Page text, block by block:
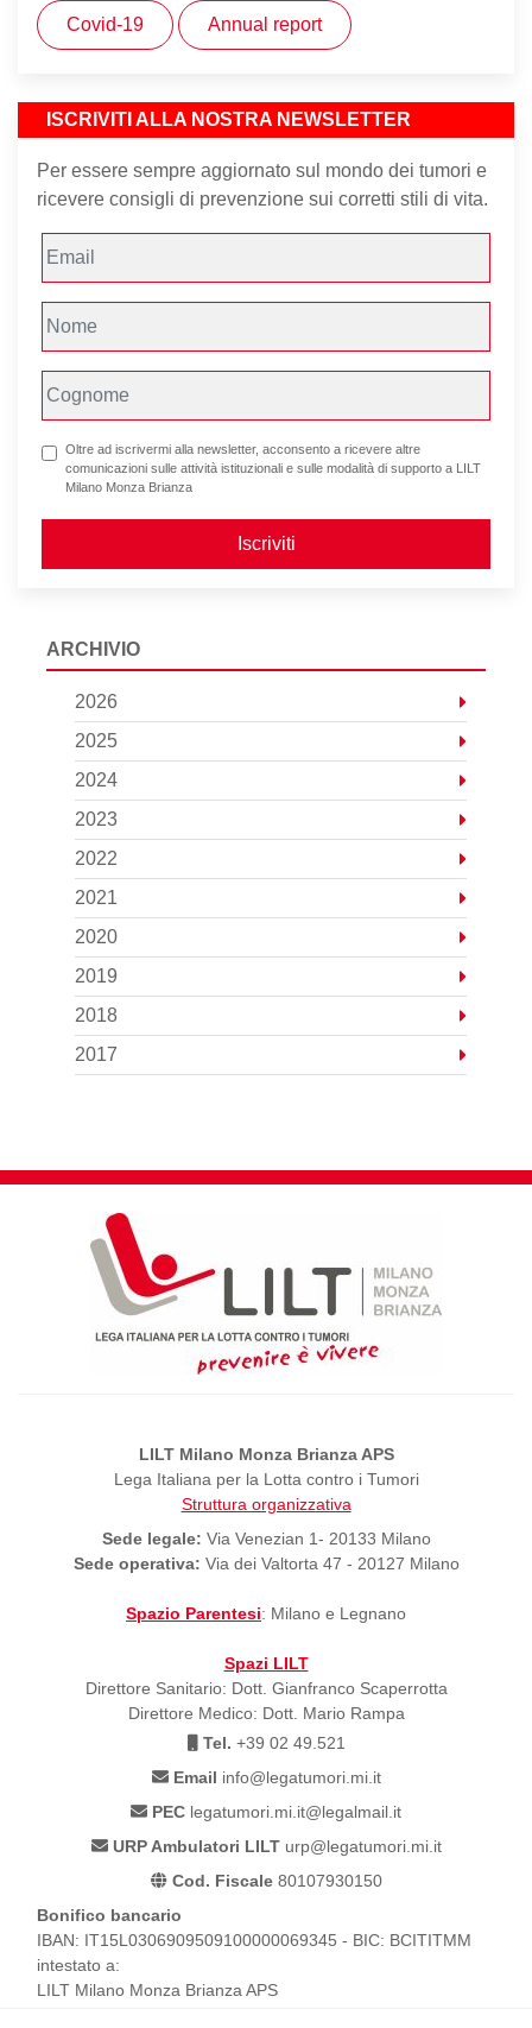
Covid-19 Annual report
ISCRIVITI ALLA NOSTRA NEWSLETTER
Per essere sempre aggiornato sul mondo dei tumori e
ricevere consigli di prevenzione sui corretti stili di vita.
Oltre ad iscrivermi alla newsletter, acconsento a ricevere altre
comunicazioni sulle attività istituzionali e sulle modalità di supporto a LILT
Milano Monza Brianza
Iscriviti
ARCHIVIO
2026
2025
2024
2023
2022
2021
2020
2019
2018
2017
LILT Milano Monza Brianza APS
Lega Italiana per la Lotta contro i Tumori
Struttura organizzativa
Sede legale: Via Venezian 1- 20133 Milano
Sede operativa: Via dei Valtorta 47 - 20127 Milano
Spazio Parentesi: Milano e Legnano
Spazi LILT
Direttore Sanitario: Dott. Gianfranco Scaperrotta
Direttore Medico: Dott. Mario Rampa
Tel. +39 02 49.521
Email info@legatumori.mi.it
PEC legatumori.mi.it@legalmail.it
URP Ambulatori LILTurp@legatumori.mi.it
Cod. Fiscale80107930150
Bonifico bancario
IBAN: IT15L0306909509100000069345 - BIC: BCITITMM
intestato a:
LILT Milano Monza Brianza APS